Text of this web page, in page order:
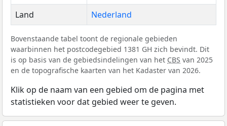
Land
Nederland
Bovenstaande tabel toont de regionale gebieden
waarbinnen het postcodegebied 1381 GH zich bevindt. Dit
is op basis van de gebiedsindelingen van het CBS van 2025
en de topografische kaarten van het Kadaster van 2026.
Klik op de naam van een gebied om de pagina met
statistieken voor dat gebied weer te geven.